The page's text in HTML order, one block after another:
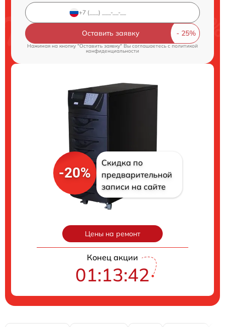
Оставить заявку
Нажимая на кнопку "Оставить заявку" Вы соглашаетесь cполитикой
конфиденциальности
-20%
Скидка по
предварительной
записи на сайте
Цены на ремонт
Конец акции
01:13:41